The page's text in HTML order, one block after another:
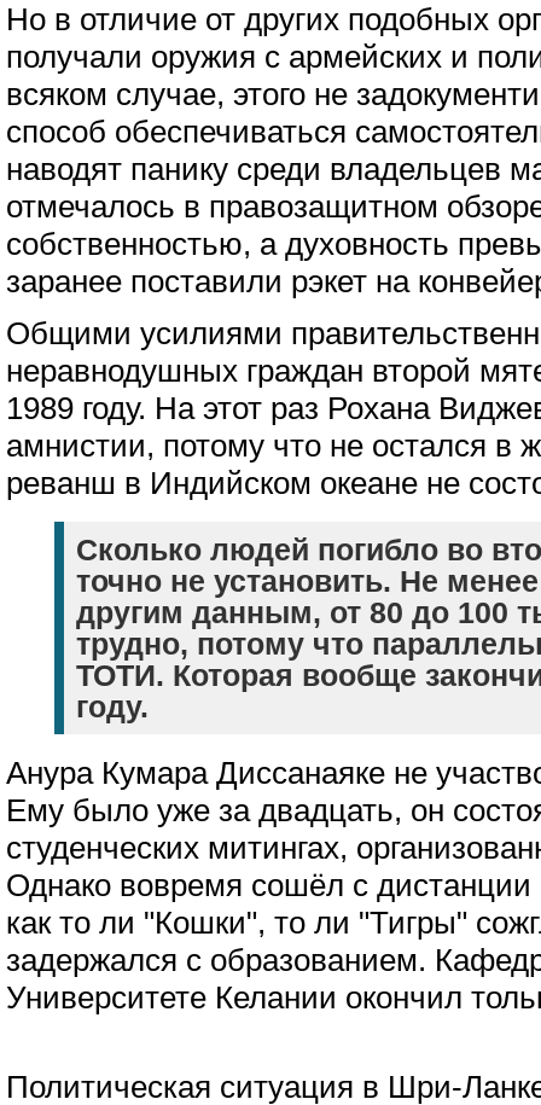
Но в отличие от других подобных
получали оружия с армейских и
всяком случае, этого не
способ обеспечиваться
наводят панику среди владельцев
отмечалось в правозащитном
собственностью, а духовность
заранее поставили рэкет на
Общими усилиями
неравнодушных граждан второй
1989 году. На этот раз Рохана
амнистии, потому что не остался в
реванш в Индийском океане не
Сколько людей погибло во
точно не установить. Не
другим данным, от 80 до 100
трудно, потому что
ТОТИ. Которая вообще
году.
Анура Кумара Диссанаяке не
Ему было уже за двадцать, он
студенческих митингах,
Однако вовремя сошёл с дистанции
как то ли "Кошки", то ли "Тигры"
задержался с образованием.
Университете Келании окончил
Политическая ситуация в Шри-